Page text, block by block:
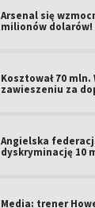
Arsenal się
milionów dolarów!
Kosztował 70
zawieszeniu za
Angielska
dyskryminację 10
Media: trener